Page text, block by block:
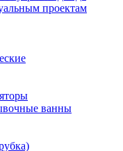
проектам
ванны